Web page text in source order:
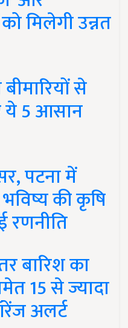
मिलेगी उन्नत
से
ये 5 आसान
पटना में
की कृषि
रणनीति
बारिश का
15 से ज्यादा
अलर्ट